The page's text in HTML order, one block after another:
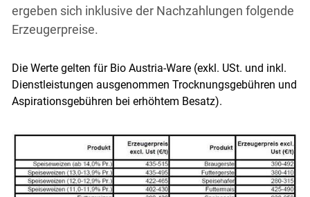
ergeben sich inklusive der Nachzahlungen folgende
Erzeugerpreise.
Die Werte gelten für Bio Austria-Ware (exkl. USt. und inkl.
Dienstleistungen ausgenommen Trocknungsgebühren und
Aspirationsgebühren bei erhöhtem Besatz).